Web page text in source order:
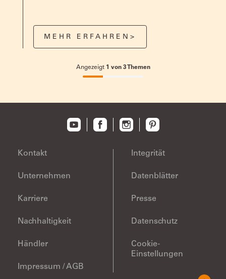
MEHR ERFAHREN>
Angezeigt 1 von 3Themen
33.33333333333333%
Kontakt
Unternehmen
Karriere
Nachhaltigkeit
Händler
Impressum / AGB
Integrität
Datenblätter
Presse
Datenschutz
Cookie-
Einstellungen